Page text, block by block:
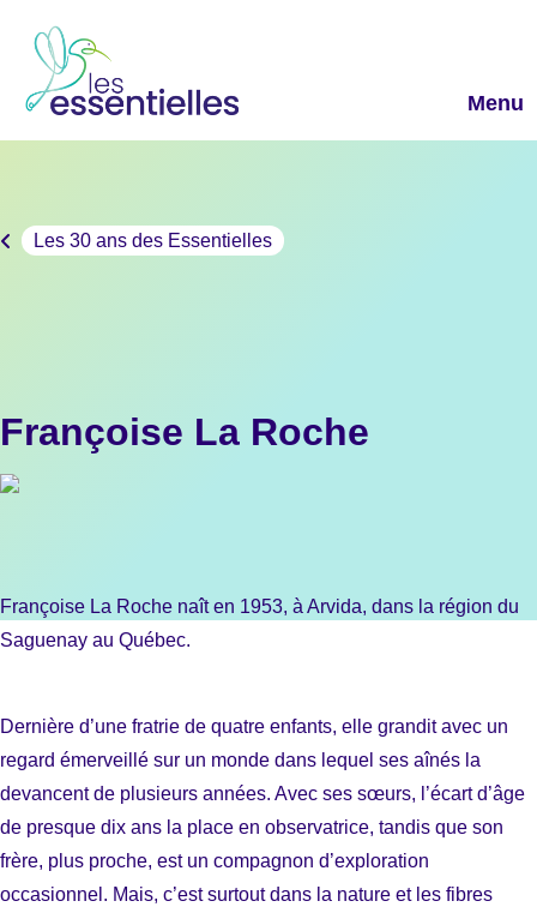
Les 30 ans des Essentielles
Françoise La Roche
Françoise La Roche naît en 1953, à Arvida, dans la région du
Saguenay au Québec.
Dernière d’une fratrie de quatre enfants, elle grandit avec un
regard émerveillé sur un monde dans lequel ses aînés la
devancent de plusieurs années. Avec ses sœurs, l’écart d’âge
de presque dix ans la place en observatrice, tandis que son
frère, plus proche, est un compagnon d’exploration
occasionnel. Mais, c’est surtout dans la nature et les fibres